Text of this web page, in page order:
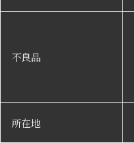
不良品
所在地